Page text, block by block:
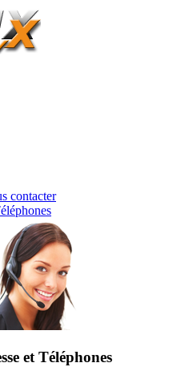
contacter
et Téléphones